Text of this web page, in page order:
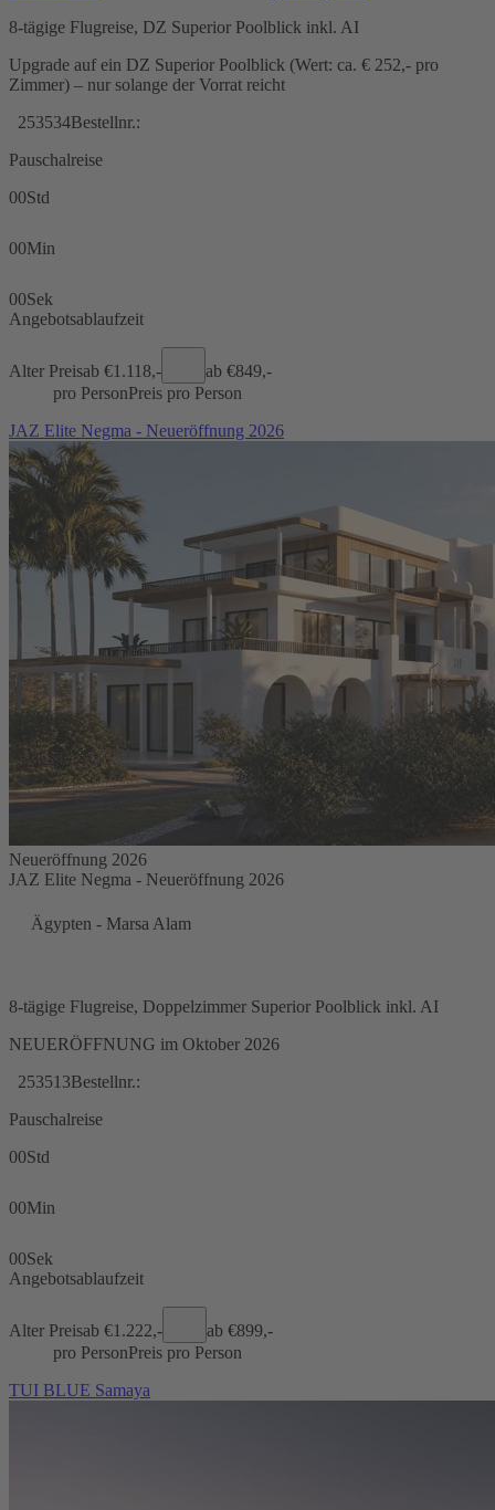
8-tägige Flugreise, DZ Superior Poolblick inkl. AI
Upgrade auf ein DZ Superior Poolblick (Wert: ca. € 252,- pro
Zimmer) – nur solange der Vorrat reicht
253534Bestellnr.:
Pauschalreise
00Std
00Min
00Sek
Angebotsablaufzeit
Alter Preisab €1.118,- ab €849,-
pro PersonPreis pro Person
JAZ Elite Negma - Neueröffnung 2026
Neueröffnung 2026
JAZ Elite Negma - Neueröffnung 2026
Ägypten - Marsa Alam
8-tägige Flugreise, Doppelzimmer Superior Poolblick inkl. AI
NEUERÖFFNUNG im Oktober 2026
253513Bestellnr.:
Pauschalreise
00Std
00Min
00Sek
Angebotsablaufzeit
Alter Preisab €1.222,- ab €899,-
pro PersonPreis pro Person
TUI BLUE Samaya